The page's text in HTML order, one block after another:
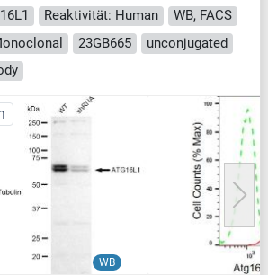
Reaktivität: Human
WB, FACS
23GB665
unconjugated
WB